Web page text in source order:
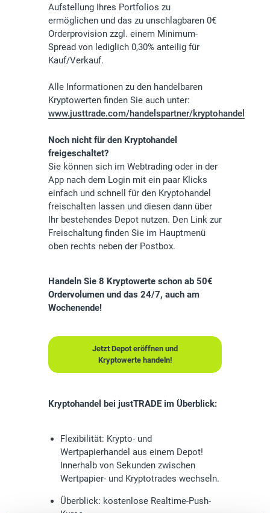
Aufstellung Ihres Portfolios zu
ermöglichen und das zu unschlagbaren 0€
Orderprovision zzgl. einem Minimum-
Spread von lediglich 0,30% anteilig für
Kauf/Verkauf.
Alle Informationen zu den handelbaren
Kryptowerten finden Sie auch unter:
www.justtrade.com/handelspartner/kryptohandel
Noch nicht für den Kryptohandel
freigeschaltet?
Sie können sich im Webtrading oder in der
App nach dem Login mit ein paar Klicks
einfach und schnell für den Kryptohandel
freischalten lassen und diesen dann über
Ihr bestehendes Depot nutzen. Den Link zur
Freischaltung finden Sie im Hauptmenü
oben rechts neben der Postbox.
Handeln Sie 8 Kryptowerte schon ab 50€
Ordervolumen und das 24/7, auch am
Wochenende!
Jetzt Depot eröffnen und
Kryptowerte handeln!
Kryptohandel bei justTRADE im Überblick:
Flexibilität: Krypto- und
Wertpapierhandel aus einem Depot!
Innerhalb von Sekunden zwischen
Wertpapier- und Kryptotrades wechseln.
Überblick: kostenlose Realtime-Push-